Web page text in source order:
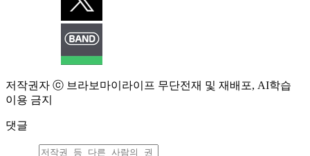
저작권자 ⓒ 브라보마이라이프 무단전재 및 재배포, AI학습
이용 금지
댓글